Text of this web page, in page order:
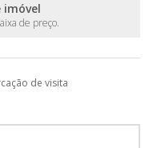
imóvel
de preço.
de visita